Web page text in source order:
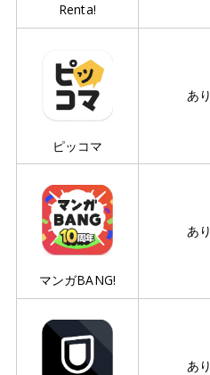
Renta!
ピッコマ
あり
マンガBANG!
あり
あり